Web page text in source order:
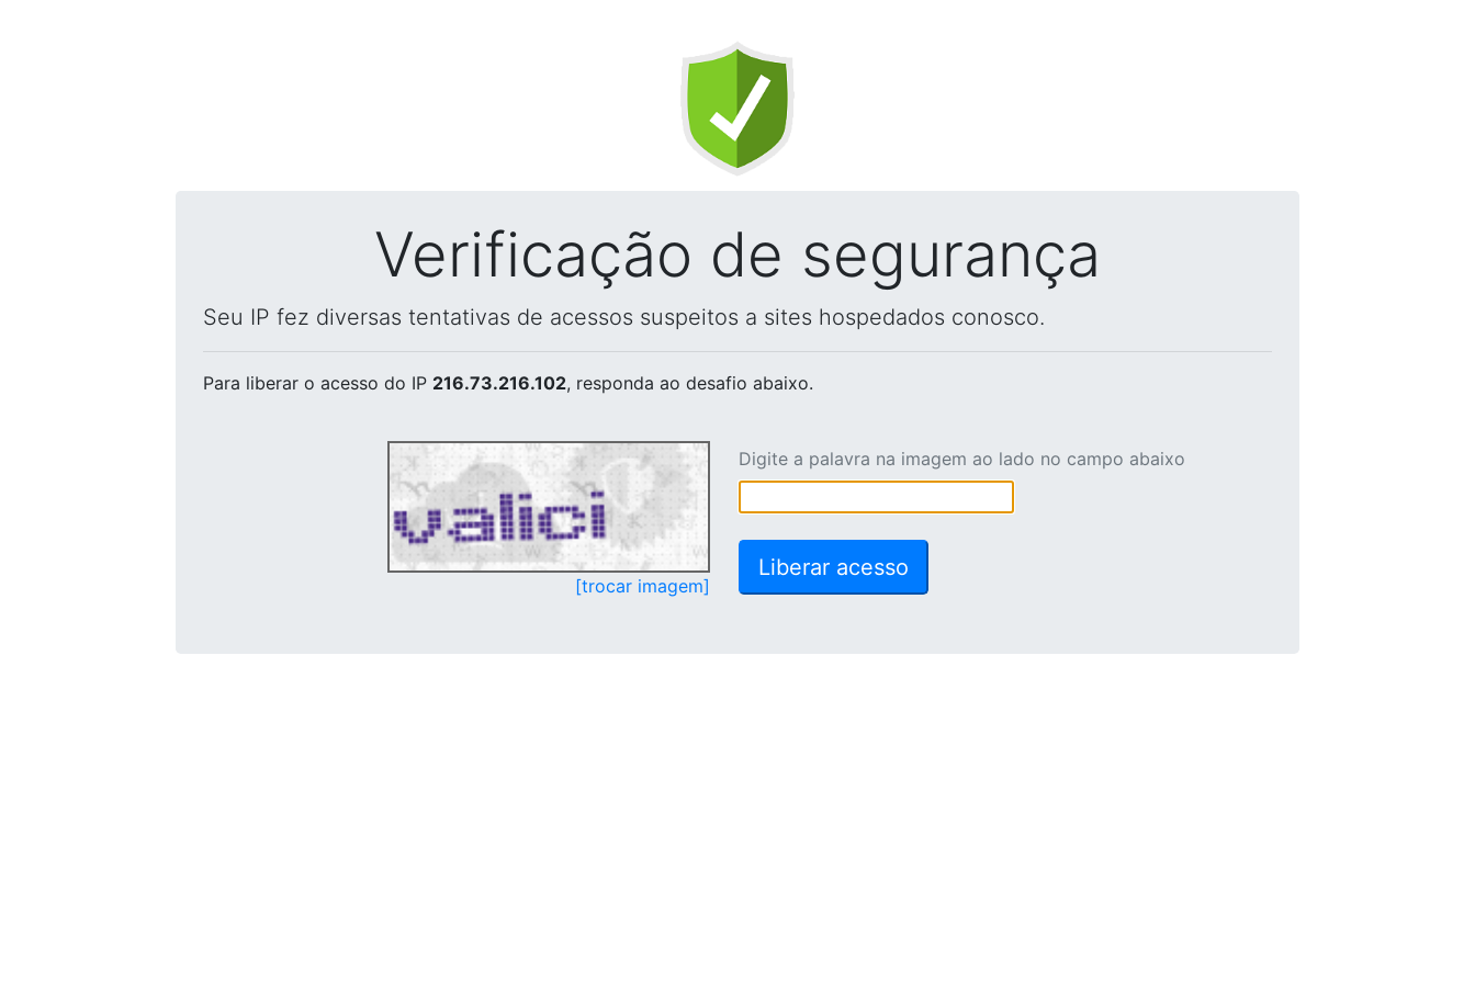
Verificação de segurança
Seu IP fez diversas tentativas de acessos suspeitos a sites hospedados conosco.
Para liberar o acesso do IP 216.73.216.102, responda ao desafio abaixo.
[trocar imagem]
Digite a palavra na imagem ao lado no campo abaixo